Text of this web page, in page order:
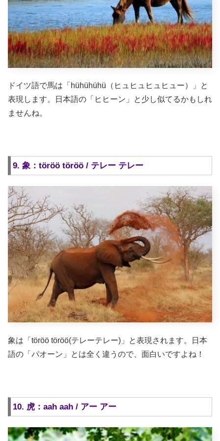
ドイツ語で馬は「hühühühü（ヒュヒュヒュヒュー）」と
表現します。日本語の「ヒヒーン」と少し似てるかもしれ
ませんね。
9. 象：töröö töröö / テレー テレー
象は「töröö töröö(テレーテレー)」と表現されます。日本
語の「パオーン」とは全く違うので、面白いですよね！
10. 虎：aah aah / アー アー